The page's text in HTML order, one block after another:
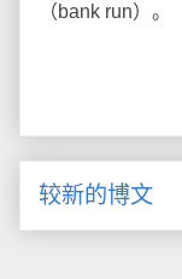
（bank run）。
较新的博文